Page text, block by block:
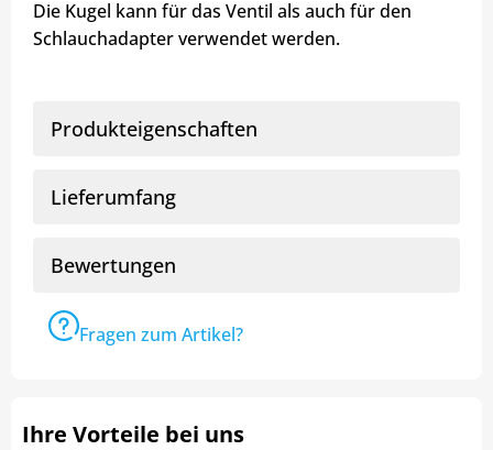
Die Kugel kann für das Ventil als auch für den
Schlauchadapter verwendet werden.
Produkteigenschaften
Lieferumfang
Bewertungen
Fragen zum Artikel?
Ihre Vorteile bei uns